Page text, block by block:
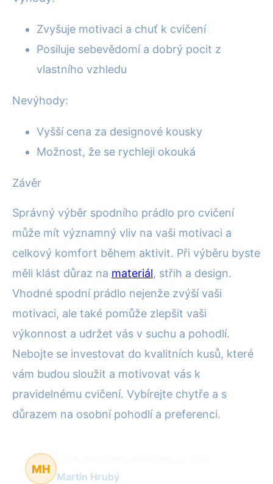
Zvyšuje motivaci a chuť k cvičení
Posiluje sebevědomí a dobrý pocit z
vlastního vzhledu
Nevýhody:
Vyšší cena za designové kousky
Možnost, že se rychleji okouká
Závěr
Správný výběr spodního prádlo pro cvičení
může mít významný vliv na vaši motivaci a
celkový komfort během aktivit. Při výběru byste
měli klást důraz na materiál, střih a design.
Vhodné spodní prádlo nejenže zvýší vaši
motivaci, ale také pomůže zlepšit vaši
výkonnost a udržet vás v suchu a pohodlí.
Nebojte se investovat do kvalitních kusů, které
vám budou sloužit a motivovat vás k
pravidelnému cvičení. Vybírejte chytře a s
důrazem na osobní pohodlí a preferenci.
MH
Martin Hrubý